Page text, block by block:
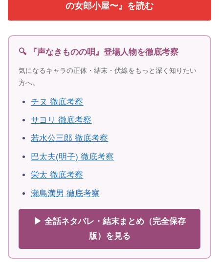
の女郎小屋〜』を読む
🔍 『声なきものの唄』登場人物を徹底考察
気になるキャラの正体・結末・伏線をもっと深く知りたい
方へ。
チヌ 徹底考察
サヨリ 徹底考察
若水公三郎 徹底考察
巴太夫(明子) 徹底考察
栄太 徹底考察
瀬島満男 徹底考察
▶ 全話ネタバレ・結末まとめ（完全保存
版）を見る